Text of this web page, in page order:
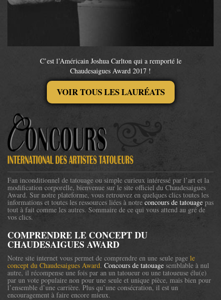
C’est l’Américain Joshua Carlton qui a remporté le
Chaudesaigues Award 2017 !
VOIR TOUS LES LAURÉATS
Fan inconditionnel de tatouage ou simple curieux intéressé par l’art et la
modification corporelle, bienvenue sur le site officiel du Chaudesaigues
Award. Sur notre plateforme, vous retrouvez en quelques clics toutes les
informations et toutes les ressources liées à notre concours de tatouage pas
tout à fait comme les autres. Sommaire de ce qui vous attend au gré de
vos clics.
COMPRENDRE LE CONCEPT DU
CHAUDESAIGUES AWARD
Notre site internet vous permet de comprendre en une seule page le
concept du Chaudesaigues Award. Concours de tatouage semblable à nul
autre, il récompense une fois par an un tatoueur ou une tatoueuse élu(e)
par un vote populaire non pour une seule et unique pièce, mais bien pour
l’ensemble d’une carrière. Plus qu’une consécration, il est un
encouragement à faire encore mieux.